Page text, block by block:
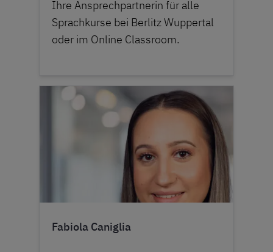
Ihre Ansprechpartnerin für alle
Sprachkurse bei Berlitz Wuppertal
oder im Online Classroom.
Fabiola Caniglia